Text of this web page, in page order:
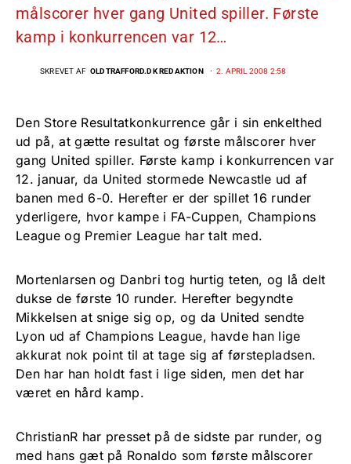
målscorer hver gang United spiller. Første
kamp i konkurrencen var 12…
SKREVET AF OLDTRAFFORD.DK REDAKTION 2. APRIL 2008 2:58
Den Store Resultatkonkurrence går i sin enkelthed
ud på, at gætte resultat og første målscorer hver
gang United spiller. Første kamp i konkurrencen var
12. januar, da United stormede Newcastle ud af
banen med 6-0. Herefter er der spillet 16 runder
yderligere, hvor kampe i FA-Cuppen, Champions
League og Premier League har talt med.
Mortenlarsen og Danbri tog hurtig teten, og lå delt
dukse de første 10 runder. Herefter begyndte
Mikkelsen at snige sig op, og da United sendte
Lyon ud af Champions League, havde han lige
akkurat nok point til at tage sig af førstepladsen.
Den har han holdt fast i lige siden, men det har
været en hård kamp.
ChristianR har presset på de sidste par runder, og
med hans gæt på Ronaldo som første målscorer